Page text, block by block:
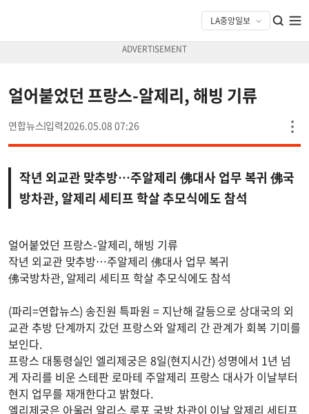
얼어붙었던 프랑스-알제리, 해빙 기류
연합뉴스 2026.05.08 07:26
작년 외교관 맞추방…주알제리 佛대사 업무 복귀 佛국
방차관, 알제리 세티프 학살 추모식에도 참석
얼어붙었던 프랑스-알제리, 해빙 기류
작년 외교관 맞추방…주알제리 佛대사 업무 복귀
佛국방차관, 알제리 세티프 학살 추모식에도 참석
(파리=연합뉴스) 송진원 특파원 = 지난해 갈등으로 상대국의 외
교관 추방 단계까지 갔던 프랑스와 알제리 간 관계가 회복 기미를
보인다.
프랑스 대통령실인 엘리제궁은 8일(현지시간) 성명에서 1년 넘
게 자리를 비운 스테판 로마테 주알제리 프랑스 대사가 이날부터
현지 업무를 재개한다고 밝혔다.
엘리제궁은 아울러 알리스 루포 국방 차관이 이날 알제리 세티프